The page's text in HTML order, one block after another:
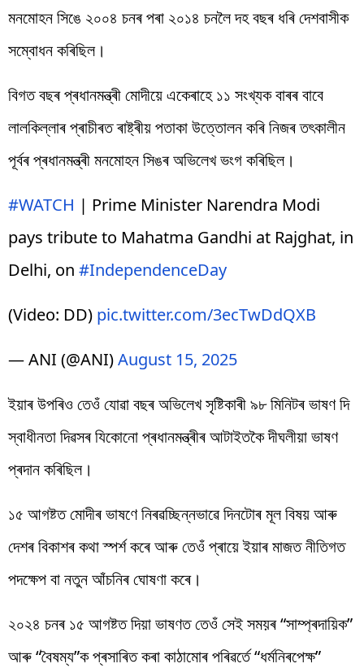
মনমোহন সিঙে ২০০৪ চনৰ পৰা ২০১৪ চনলৈ দহ বছৰ ধৰি দেশবাসীক
সম্বোধন কৰিছিল।
বিগত বছৰ প্ৰধানমন্ত্ৰী মোদীয়ে একেৰাহে ১১ সংখ্যক বাৰৰ বাবে
লালকিল্লাৰ প্ৰাচীৰত ৰাষ্ট্ৰীয় পতাকা উত্তোলন কৰি নিজৰ তৎকালীন
পূৰ্বৰ প্ৰধানমন্ত্ৰী মনমোহন সিঙৰ অভিলেখ ভংগ কৰিছিল।
#WATCH | Prime Minister Narendra Modi
pays tribute to Mahatma Gandhi at Rajghat, in
Delhi, on #IndependenceDay
(Video: DD) pic.twitter.com/3ecTwDdQXB
— ANI (@ANI)August 15, 2025
ইয়াৰ উপৰিও তেওঁ যোৱা বছৰ অভিলেখ সৃষ্টিকাৰী ৯৮ মিনিটৰ ভাষণ দি
স্বাধীনতা দিৱসৰ যিকোনো প্ৰধানমন্ত্ৰীৰ আটাইতকৈ দীঘলীয়া ভাষণ
প্ৰদান কৰিছিল।
১৫ আগষ্টত মোদীৰ ভাষণে নিৰৱচ্ছিন্নভাৱে দিনটোৰ মূল বিষয় আৰু
দেশৰ বিকাশৰ কথা স্পৰ্শ কৰে আৰু তেওঁ প্ৰায়ে ইয়াৰ মাজত নীতিগত
পদক্ষেপ বা নতুন আঁচনিৰ ঘোষণা কৰে।
২০২৪ চনৰ ১৫ আগষ্টত দিয়া ভাষণত তেওঁ সেই সময়ৰ “সাম্প্ৰদায়িক”
আৰু “বৈষম্য”ক প্ৰসাৰিত কৰা কাঠামোৰ পৰিৱৰ্তে “ধৰ্মনিৰপেক্ষ”